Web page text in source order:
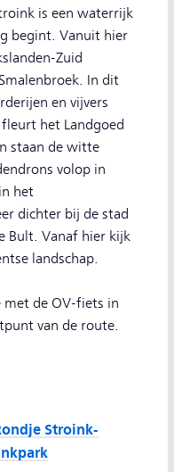
is een waterrijk
begint. Vanuit hier
Zuid
In dit
en vijvers
het Landgoed
staan de witte
volop in
het
dichter bij de stad
Bult. Vanaf hier kijk
landschap.
met de OV-fiets in
van de route.
Stroink-